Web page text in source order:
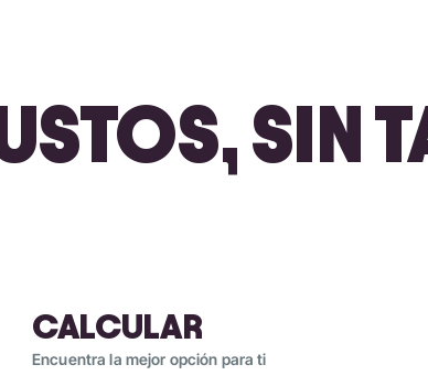
SIN
CALCULAR
Encuentra la mejor opción para ti